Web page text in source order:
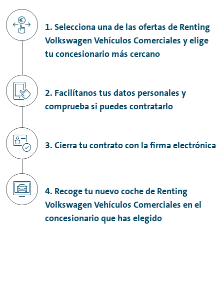
1. Selecciona una de las ofertas de Renting
Volkswagen Vehículos Comerciales y elige
tu concesionario más cercano
2. Facilítanos tus datos personales y
comprueba si puedes contratarlo
3. Cierra tu contrato con la firma electrónica
4. Recoge tu nuevo coche de Renting
Volkswagen Vehículos Comerciales en el
concesionario que has elegido